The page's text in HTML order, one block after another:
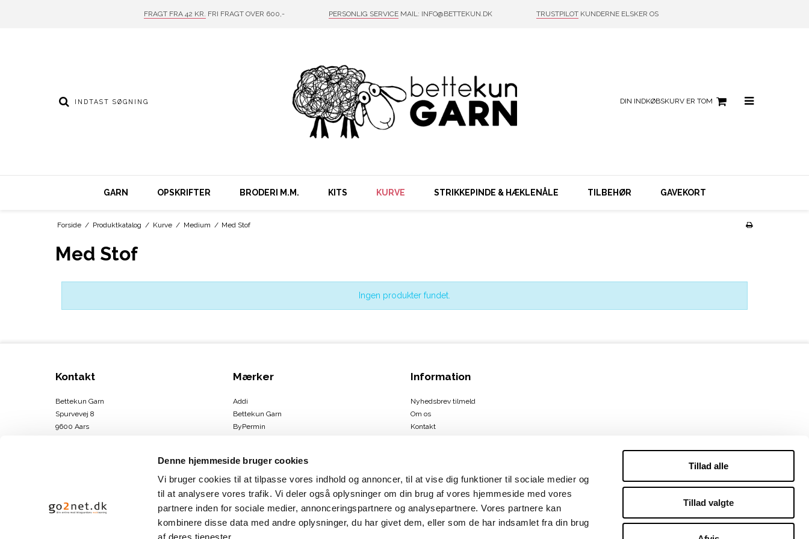
Denne hjemmeside bruger cookies
Vi bruger cookies til at tilpasse vores indhold og annoncer, til at vise dig funktioner til sociale medier og
til at analysere vores trafik. Vi deler også oplysninger om din brug af vores hjemmeside med vores
partnere inden for sociale medier, annonceringspartnere og analysepartnere. Vores partnere kan
kombinere disse data med andre oplysninger, du har givet dem, eller som de har indsamlet fra din brug
Tillad alle
Tillad valgte
FRAGT FRA 42 KR. FRI FRAGT OVER 600,- PERSONLIG SERVICEMAIL: INFO@BETTEKUN.DK TRUSTPILOTKUNDERNE ELSKER OS
DIN INDKØBSKURV ER TOM
GARN OPSKRIFTER BRODERI M.M. KITS KURVE STRIKKEPINDE & HÆKLENÅLE TILBEHØR GAVEKORT
Forside / Produktkatalog / Kurve / Medium / Med Stof
Med Stof
Ingen produkter fundet.
Kontakt
Bettekun Garn
Spurvevej 8
9600 Aars
Sitemap
Mærker
Addi
Bettekun Garn
ByPermin
DMC
Drops
DROPS Design
Information
Nyhedsbrev tilmeld
Om os
Kontakt